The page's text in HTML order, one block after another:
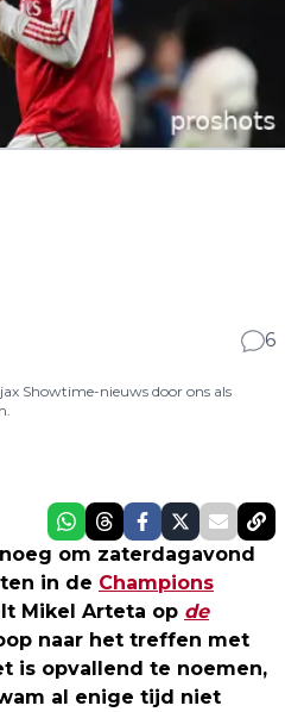
6
Showtime-nieuws door ons als
om zaterdagavond
in de Champions
Mikel Arteta op de
naar het treffen met
is opvallend te noemen,
al enige tijd niet